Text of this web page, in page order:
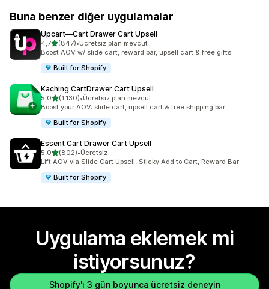
Buna benzer diğer uygulamalar
Upcart—Cart Drawer Cart Upsell
4,75 yıldız üzerinden
(847)
toplam 847 değerlendirme
•Ücretsiz plan mevcut
Boost AOV w/ slide cart, reward bar, upsell cart & free gifts
Built for Shopify
Kaching CartDrawer Cart Upsell
5,05 yıldız üzerinden
(1.130)
toplam 1130 değerlendirme
•Ücretsiz plan mevcut
Boost your AOV: slide cart, upsell cart & free shipping bar
Built for Shopify
Essent Cart Drawer Cart Upsell
5,05 yıldız üzerinden
(802)
toplam 802 değerlendirme
•Ücretsiz
Lift AOV via Slide Cart Upsell, Sticky Add to Cart, Reward Bar
Built for Shopify
Uygulama eklemek mi
istiyorsunuz?
Shopify'ı 3 gün boyunca ücretsiz deneyin